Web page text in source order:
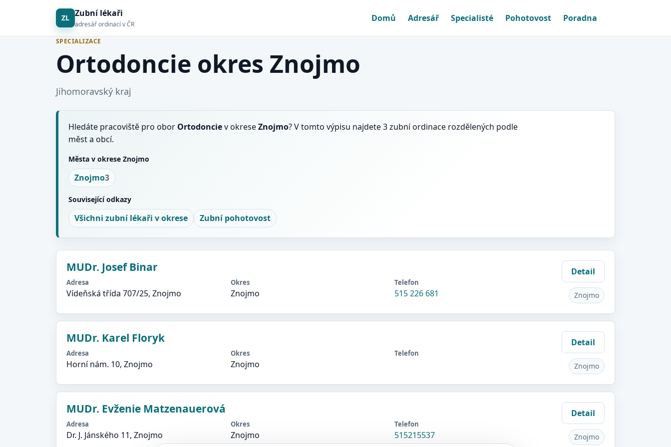
ZL Zubní lékaři
adresář ordinací v ČR
Domů Adresář Specialisté Pohotovost Poradna
SPECIALIZACE
Ortodoncie okres Znojmo
Jihomoravský kraj
Hledáte pracoviště pro obor Ortodonciev okreseZnojmo? V tomto výpisu najdete 3 zubní ordinace rozdělených podle
měst a obcí.
Města v okrese Znojmo
Znojmo3
Související odkazy
Všichni zubní lékaři v okrese Zubní pohotovost
MUDr. Josef Binar
Adresa
Vídeňská třída 707/25, Znojmo
Okres
Znojmo
Telefon
515 226 681
Detail
Znojmo
MUDr. Karel Floryk
Adresa
Horní nám. 10, Znojmo
Okres
Znojmo
Telefon
Detail
Znojmo
MUDr. Evženie Matzenauerová
Adresa
Dr. J. Jánského 11, Znojmo
Okres
Znojmo
Telefon
515215537
Detail
Znojmo